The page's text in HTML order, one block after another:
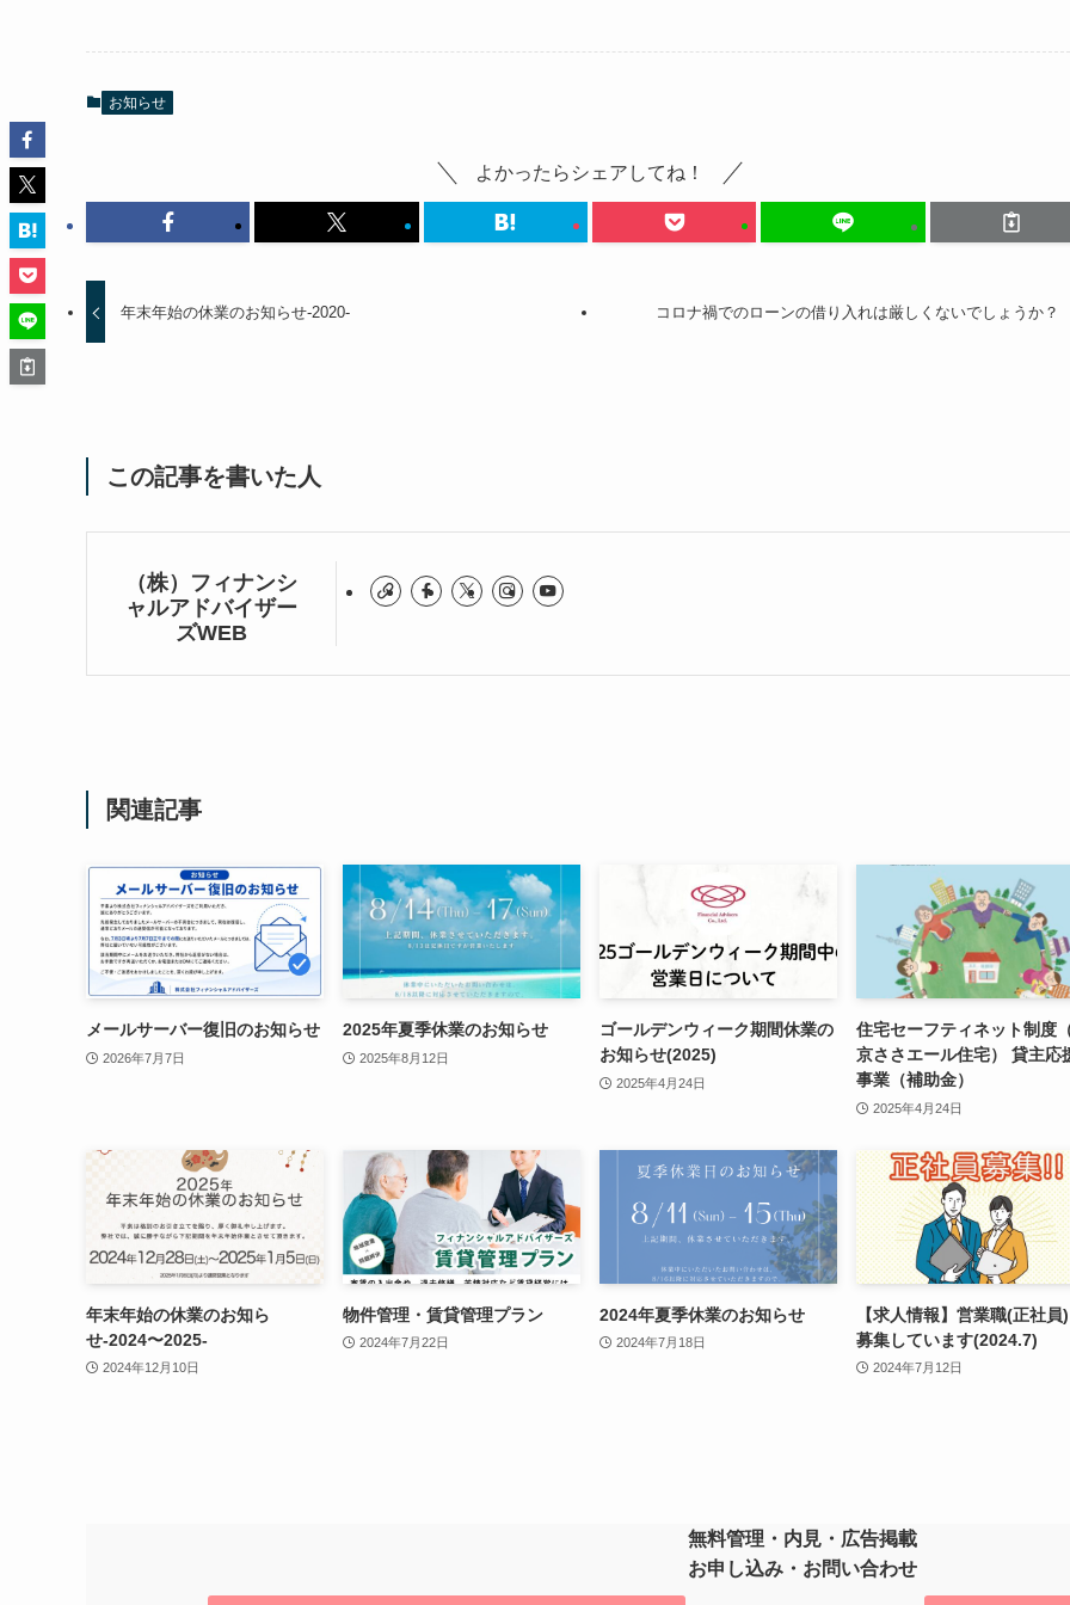
お知らせ
よかったらシェアしてね！
年末年始の休業のお知らせ-2020- コロナ禍でのローンの借り入れは厳しくないでしょうか？
この記事を書いた人
（株）フィナンシ
ャルアドバイザー
ズWEB
関連記事
メールサーバー復旧のお知らせ
2026年7月7日
2025年夏季休業のお知らせ
2025年8月12日
ゴールデンウィーク期間休業の
お知らせ(2025)
2025年4月24日
住宅セーフティネット制度
京ささエール住宅） 貸主応
事業（補助金）
2025年4月24日
年末年始の休業のお知ら
せ-2024〜2025-
2024年12月10日
物件管理・賃貸管理プラン
2024年7月22日
2024年夏季休業のお知らせ
2024年7月18日
【求人情報】営業職(正社員
募集しています(2024.7)
2024年7月12日
無料管理・内見・広告掲載
お申し込み・お問い合わせ